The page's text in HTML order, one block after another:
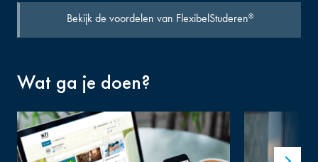
Bekijk de voordelen van FlexibelStuderen®
Wat ga je doen?